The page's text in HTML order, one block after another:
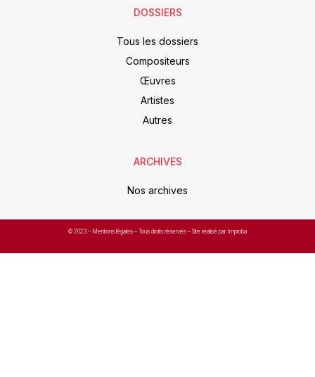
DOSSIERS
Tous les dossiers
Compositeurs
Œuvres
Artistes
Autres
ARCHIVES
Nos archives
© 2023 – Mentions légales – Tous droits réservés – Site réalisé par Improba